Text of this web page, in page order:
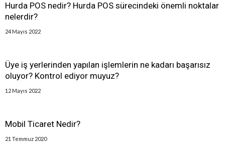
Hurda POS nedir? Hurda POS sürecindeki önemli noktalar
nelerdir?
24 Mayıs 2022
Üye iş yerlerinden yapılan işlemlerin ne kadarı başarısız
oluyor? Kontrol ediyor muyuz?
12 Mayıs 2022
Mobil Ticaret Nedir?
21 Temmuz 2020